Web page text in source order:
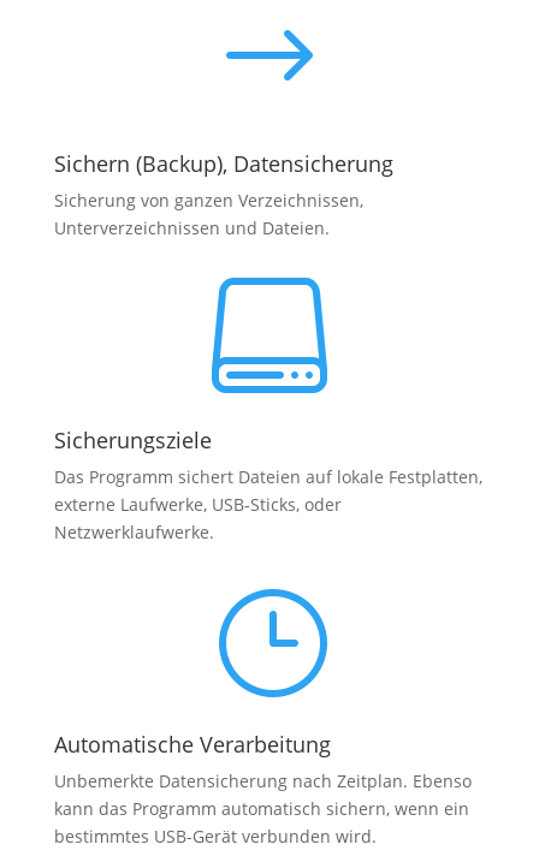
$
Sichern (Backup), Datensicherung
Sicherung von ganzen Verzeichnissen,
Unterverzeichnissen und Dateien.

Sicherungsziele
Das Programm sichert Dateien auf lokale Festplatten,
externe Laufwerke, USB-Sticks, oder
Netzwerklaufwerke.
}
Automatische Verarbeitung
Unbemerkte Datensicherung nach Zeitplan. Ebenso
kann das Programm automatisch sichern, wenn ein
bestimmtes USB-Gerät verbunden wird.